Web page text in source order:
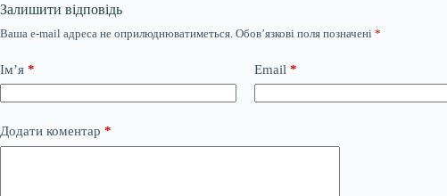
Залишити відповідь
Ваша e-mail адреса не оприлюднюватиметься. Обов’язкові поля позначені *
Ім’я * Email *
Додати коментар *